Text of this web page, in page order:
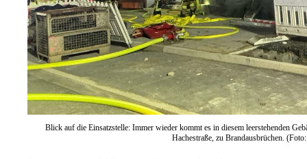
Blick auf die Einsatzstelle: Immer wieder kommt es in diesem leerstehenden
Hachestraße, zu Brandausbrüchen.